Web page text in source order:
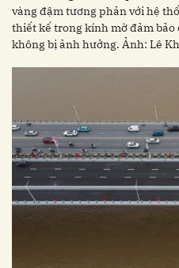
vàng đậm tương phản với hệ
thiết kế trong kính mờ đảm
không bị ảnh hưởng. Ảnh: Lê